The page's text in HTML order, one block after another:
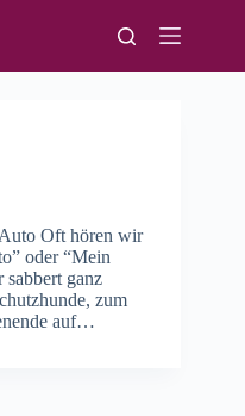
Oft hören wir
oder “Mein
sabbert ganz
zum
auf…